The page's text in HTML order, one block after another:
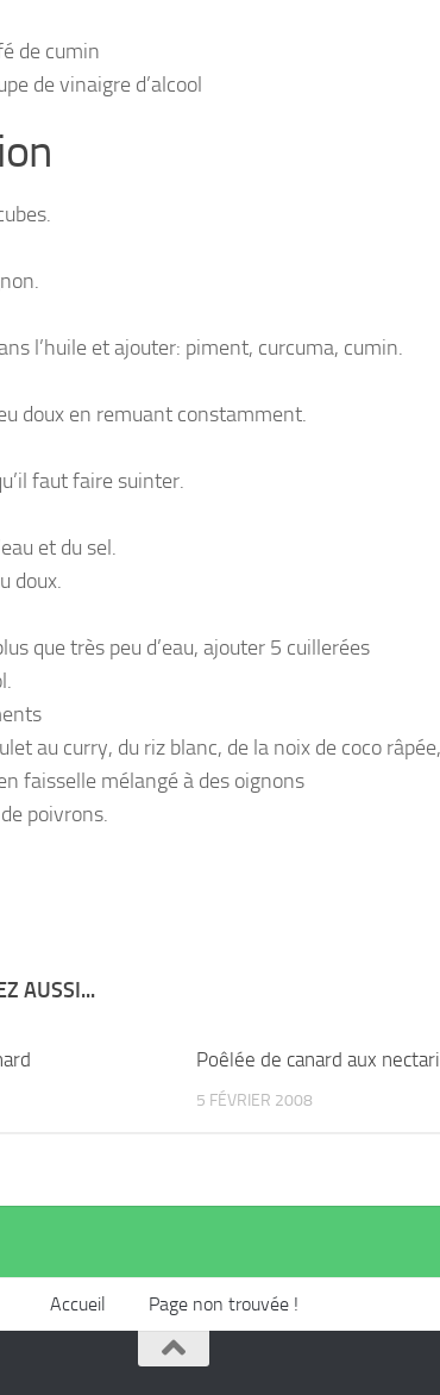
de cumin
de vinaigre d’alcool
l’huile et ajouter: piment, curcuma, cumin.
doux en remuant constamment.
faut faire suinter.
et du sel.
doux.
que très peu d’eau, ajouter 5 cuillerées
au curry, du riz blanc, de la noix de coco
faisselle mélangé à des oignons
poivrons.
AUSSI...
Poêlée de canard aux
5 FÉVRIER 2008
Accueil Page non trouvée !